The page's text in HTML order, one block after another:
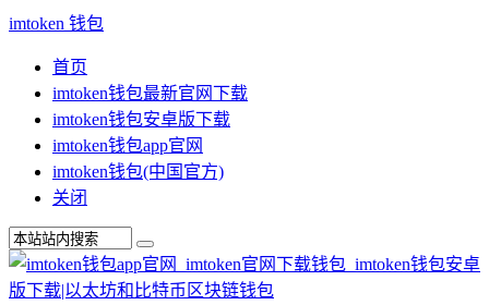
imtoken 钱包
首页
imtoken钱包最新官网下载
imtoken钱包安卓版下载
imtoken钱包app官网
imtoken钱包(中国官方)
关闭